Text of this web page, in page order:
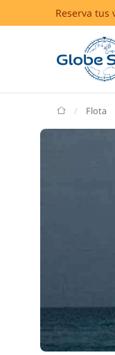
Reserva
GlobeSailor
Flota